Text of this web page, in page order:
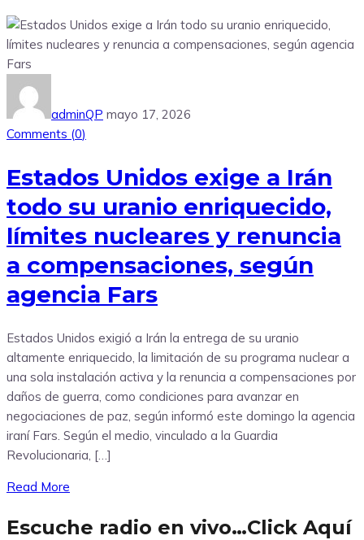
adminQP mayo 17, 2026
Comments (0)
Estados Unidos exige a Irán
todo su uranio enriquecido,
límites nucleares y renuncia
a compensaciones, según
agencia Fars
Estados Unidos exigió a Irán la entrega de su uranio
altamente enriquecido, la limitación de su programa nuclear a
una sola instalación activa y la renuncia a compensaciones por
daños de guerra, como condiciones para avanzar en
negociaciones de paz, según informó este domingo la agencia
iraní Fars. Según el medio, vinculado a la Guardia
Revolucionaria, […]
Read More
Escuche radio en vivo…Click Aquí